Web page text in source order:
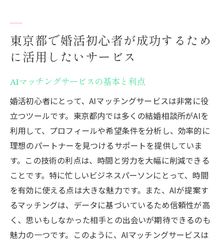
東京都で婚活初心者が成功するため
に活用したいサービス
AIマッチングサービスの基本と利点
婚活初心者にとって、AIマッチングサービスは非常に役
立つツールです。東京都内では多くの結婚相談所がAIを
利用して、プロフィールや希望条件を分析し、効率的に
理想のパートナーを見つけるサポートを提供していま
す。この技術の利点は、時間と労力を大幅に削減できる
ことです。特に忙しいビジネスパーソンにとって、時間
を有効に使える点は大きな魅力です。また、AIが提案す
るマッチングは、データに基づいているため信頼性が高
く、思いもしなかった相手との出会いが期待できるのも
魅力の一つです。このように、AIマッチングサービスは